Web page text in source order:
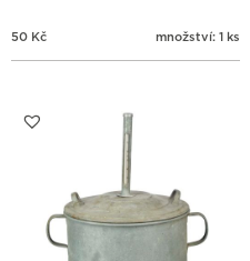
50 Kč množství: 1 ks